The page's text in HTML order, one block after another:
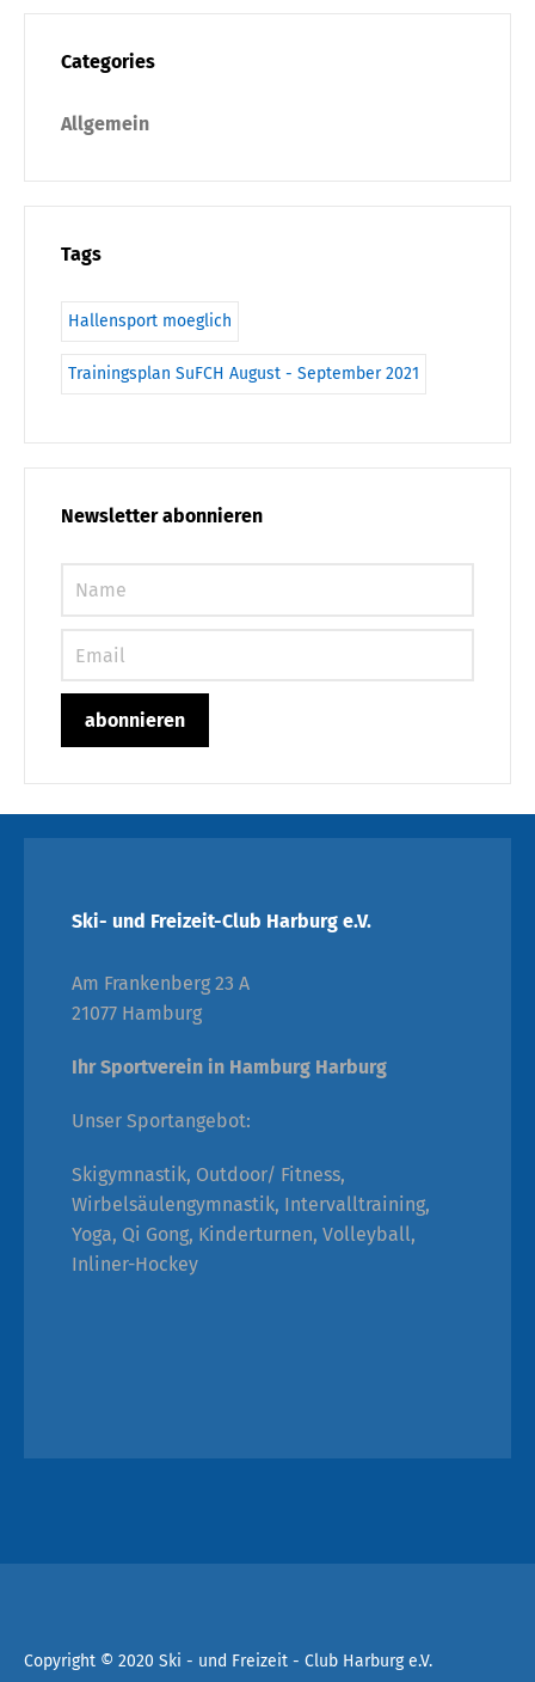
Categories
Allgemein
Tags
Hallensport moeglich
Trainingsplan SuFCH August - September 2021
Newsletter abonnieren
Ski- und Freizeit-Club Harburg e.V.
Am Frankenberg 23 A
21077 Hamburg
Ihr Sportverein in Hamburg Harburg
Unser Sportangebot:
Skigymnastik, Outdoor/ Fitness,
Wirbelsäulengymnastik, Intervalltraining,
Yoga, Qi Gong, Kinderturnen, Volleyball,
Inliner-Hockey
Copyright © 2020 Ski - und Freizeit - Club Harburg e.V.